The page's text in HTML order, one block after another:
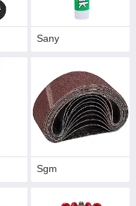
Sany
Sgm